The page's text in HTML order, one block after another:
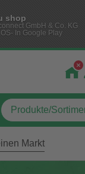
shop
GmbH & Co. KG
In Google Play
Markt